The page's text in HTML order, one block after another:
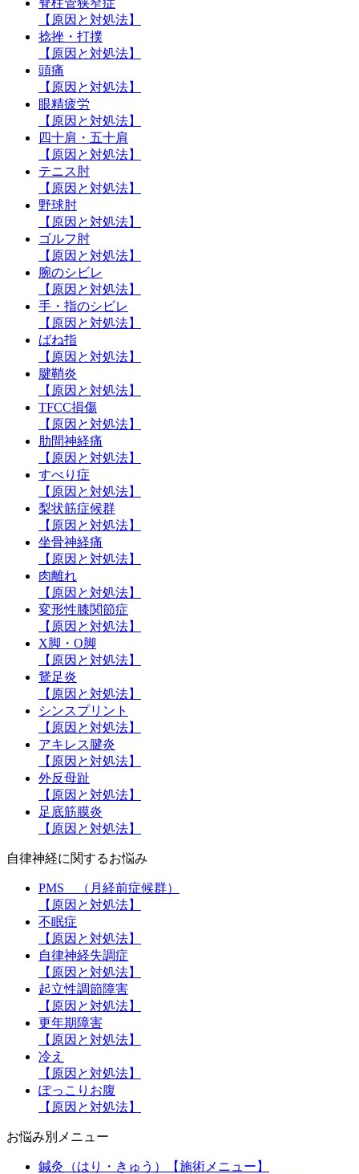
【原因と対処法】
捻挫・打撲
【原因と対処法】
頭痛
【原因と対処法】
眼精疲労
【原因と対処法】
四十肩・五十肩
【原因と対処法】
テニス肘
【原因と対処法】
野球肘
【原因と対処法】
ゴルフ肘
【原因と対処法】
腕のシビレ
【原因と対処法】
手・指のシビレ
【原因と対処法】
ばね指
【原因と対処法】
腱鞘炎
【原因と対処法】
TFCC損傷
【原因と対処法】
肋間神経痛
【原因と対処法】
すべり症
【原因と対処法】
梨状筋症候群
【原因と対処法】
坐骨神経痛
【原因と対処法】
肉離れ
【原因と対処法】
変形性膝関節症
【原因と対処法】
X脚・O脚
【原因と対処法】
鵞足炎
【原因と対処法】
シンスプリント
【原因と対処法】
アキレス腱炎
【原因と対処法】
外反母趾
【原因と対処法】
足底筋膜炎
【原因と対処法】
自律神経に関するお悩み
PMS （月経前症候群）
【原因と対処法】
不眠症
【原因と対処法】
自律神経失調症
【原因と対処法】
起立性調節障害
【原因と対処法】
更年期障害
【原因と対処法】
冷え
【原因と対処法】
ぽっこりお腹
【原因と対処法】
お悩み別メニュー
鍼灸（はり・きゅう）【施術メニュー】